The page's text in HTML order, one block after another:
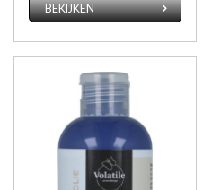
BEKIJKEN